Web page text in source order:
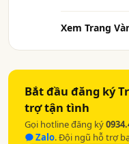
Xem Trang
Bắt đầu đăng ký
trợ tận tình
Gọi hotline đăng ký
Zalo. Đội ngũ hỗ trợ